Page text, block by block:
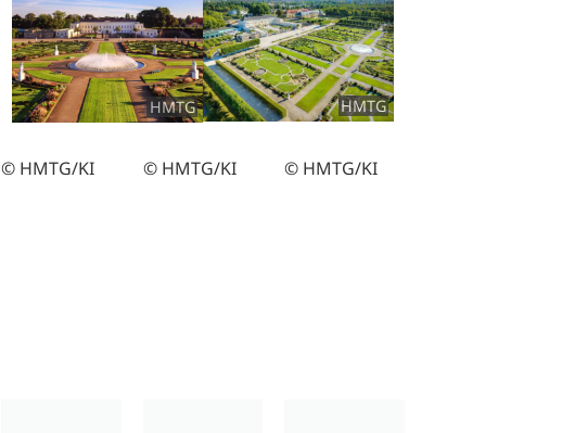
HMTG HMTG
© HMTG/KI © HMTG/KI © HMTG/KI